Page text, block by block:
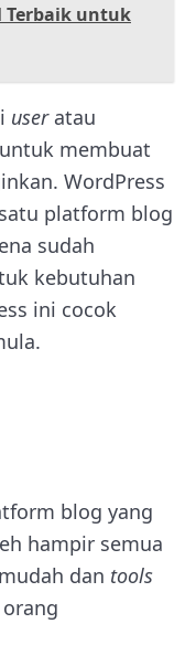
Terbaik untuk
useratau
membuat
WordPress
platform blog
sudah
kebutuhan
ini cocok
blog yang
hampir semua
dan tools